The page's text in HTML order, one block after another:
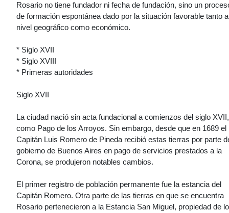
Rosario no tiene fundador ni fecha de fundación, sino un
de formación espontánea dado por la situación favorable tanto a
nivel geográfico como económico.
* Siglo XVII
* Siglo XVIII
* Primeras autoridades
Siglo XVII
La ciudad nació sin acta fundacional a comienzos del siglo XVII,
como Pago de los Arroyos. Sin embargo, desde que en 1689 el
Capitán Luis Romero de Pineda recibió estas tierras por parte
gobierno de Buenos Aires en pago de servicios prestados a la
Corona, se produjeron notables cambios.
El primer registro de población permanente fue la estancia del
Capitán Romero. Otra parte de las tierras en que se encuentra
Rosario pertenecieron a la Estancia San Miguel, propiedad de